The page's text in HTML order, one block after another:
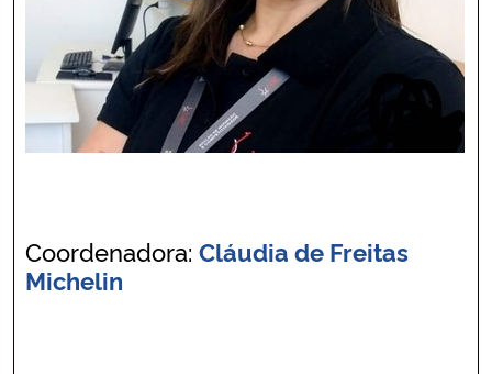
Coordenadora: Cláudia de Freitas
Michelin